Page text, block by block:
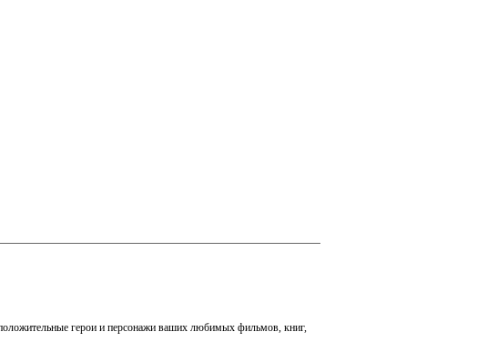
герои и персонажи ваших любимых фильмов, книг,